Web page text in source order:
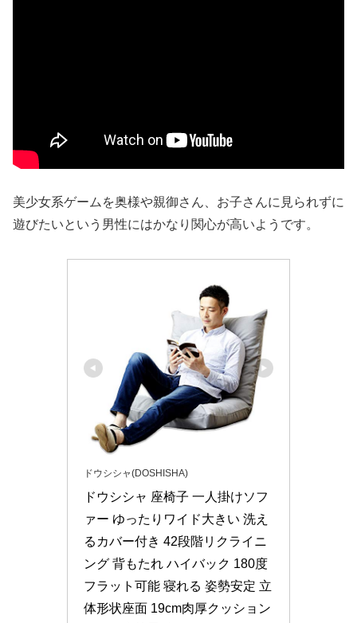
美少女系ゲームを奥様や親御さん、お子さんに見られずに
遊びたいという男性にはかなり関心が高いようです。
ドウシシャ(DOSHISHA)
ドウシシャ 座椅子 一人掛けソフ
ァー ゆったりワイド大きい 洗え
るカバー付き 42段階リクライニ
ング 背もたれ ハイバック 180度
フラット可能 寝れる 姿勢安定 立
体形状座面 19cm肉厚クッション